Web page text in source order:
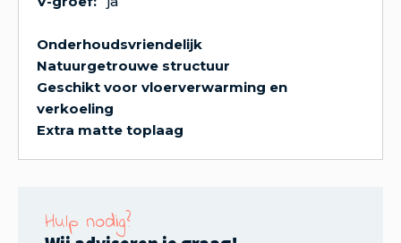
Onderhoudsvriendelijk
Natuurgetrouwe structuur
Geschikt voor vloerverwarming en
verkoeling
Extra matte toplaag
Hulp nodig?